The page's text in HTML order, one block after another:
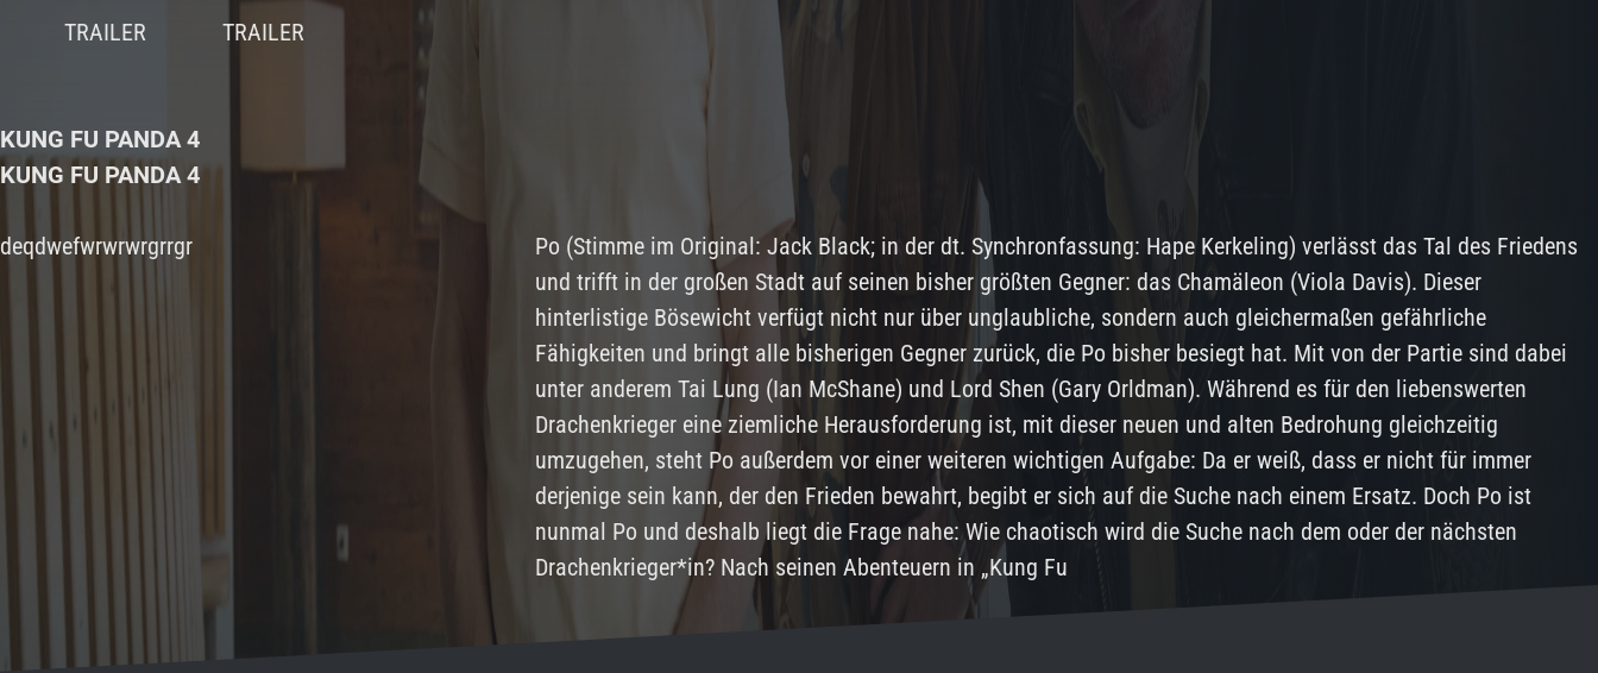
KUNG FU PANDA 4
KUNG FU PANDA 4
deqdwefwrwrwrgrrgr
Po (Stimme im Original: Jack Black; in der dt. Synchronfassung: Hape Kerkeling) verlässt das Tal des Friedens
und trifft in der großen Stadt auf seinen bisher größten Gegner: das Chamäleon (Viola Davis). Dieser
hinterlistige Bösewicht verfügt nicht nur über unglaubliche, sondern auch gleichermaßen gefährliche
Fähigkeiten und bringt alle bisherigen Gegner zurück, die Po bisher besiegt hat. Mit von der Partie sind dabei
unter anderem Tai Lung (Ian McShane) und Lord Shen (Gary Orldman). Während es für den liebenswerten
Drachenkrieger eine ziemliche Herausforderung ist, mit dieser neuen und alten Bedrohung gleichzeitig
umzugehen, steht Po außerdem vor einer weiteren wichtigen Aufgabe: Da er weiß, dass er nicht für immer
derjenige sein kann, der den Frieden bewahrt, begibt er sich auf die Suche nach einem Ersatz. Doch Po ist
nunmal Po und deshalb liegt die Frage nahe: Wie chaotisch wird die Suche nach dem oder der nächsten
Drachenkrieger*in? Nach seinen Abenteuern in „Kung Fu